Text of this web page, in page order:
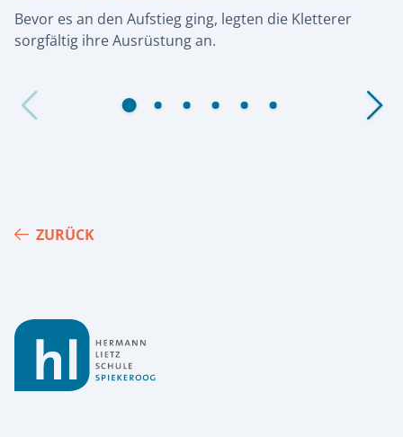
Bevor es an den Aufstieg ging, legten die Kletterer
sorgfältig ihre Ausrüstung an.
ZURÜCK